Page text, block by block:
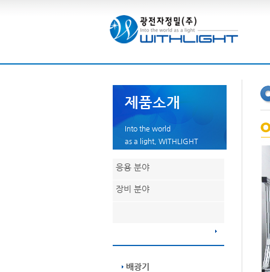
제품소개
Into the world
as a light, WITHLIGHT
응용 분야
장비 분야
배광기